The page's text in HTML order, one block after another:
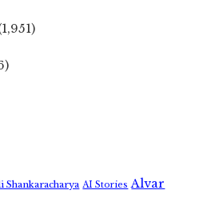
Shankaracharya AI Stories Alvar